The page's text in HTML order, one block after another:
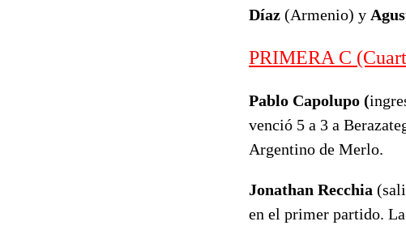
Díaz (Armenio) y
PRIMERA C
Pablo Capolupo (
venció 5 a 3 a
Argentino de Merlo.
Jonathan Recchia
en el primer partido.